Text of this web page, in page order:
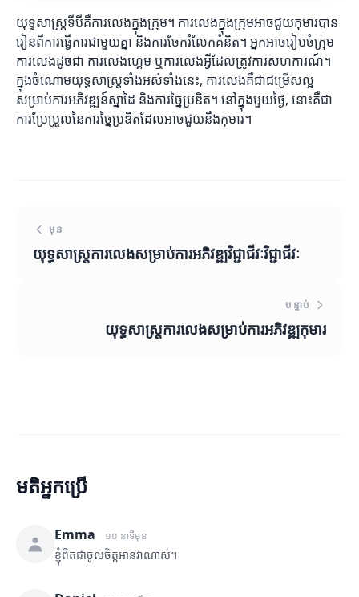
យុទ្ធសាស្ត្រទីបីគឺការលេងក្នុងក្រុម។ ការលេងក្នុងក្រុមអាចជួយកុមារបាន
រៀនពីការធ្វើការជាមួយគ្នា និងការចែករំលែកគំនិត។ អ្នកអាចរៀបចំក្រុម
ការលេងដូចជា ការលេងហ្គេម ឬការលេងអ្វីដែលត្រូវការសហការណ៍។
ក្នុងចំណោមយុទ្ធសាស្ត្រទាំងអស់ទាំងនេះ, ការលេងគឺជាជម្រើសល្អ
សម្រាប់ការអភិវឌ្ឍន៍ស្នាដៃ និងការច្នៃប្រឌិត។ នៅក្នុងមួយថ្ងៃ, នោះគឺជា
ការប្រែប្រួលនៃការច្នៃប្រឌិតដែលអាចជួយនឹងកុមារ។
មុន
យុទ្ធសាស្ត្រការលេងសម្រាប់ការអភិវឌ្ឍវិជ្ជាជីវៈវិជ្ជាជីវៈ
បន្ទាប់
យុទ្ធសាស្ត្រការលេងសម្រាប់ការអភិវឌ្ឍកុមារ
មតិអ្នកប្រើ
Emma ១០ នាទីមុន
ខ្ញុំពិតជាចូលចិត្តអានវាណាស់។